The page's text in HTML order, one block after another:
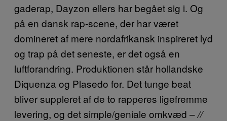
gaderap, Dayzon ellers har begået sig i. Og
på en dansk rap-scene, der har været
domineret af mere nordafrikansk inspireret lyd
og trap på det seneste, er det også en
luftforandring. Produktionen står hollandske
Diquenza og Plasedo for. Det tunge beat
bliver suppleret af de to rapperes ligefremme
levering, og det simple/geniale omkvæd –//